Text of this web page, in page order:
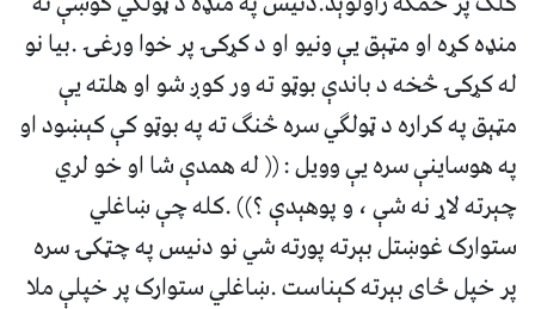
منډه کړه او مټېق یې ونیو او د کړکۍ پر خوا ورغۍ .بیا نو
له کړکۍ څخه د باندې بوټو ته ور کوږ شو او هلته یې
مټېق په کراره د ټولګي سره څنګ ته په بوټو کې کېښود او
په هوساینې سره یې وویل : (( له همدې شا او خو لري
چېرته لاړ نه شې ، و پوهېدې ؟)) .کله چې ښاغلي
ستوارک غوښتل بېرته پورته شي نو دنیس په چټکۍ سره
پر خپل ځای بېرته کېناست .ښاغلي ستوارک پر خپلې ملا